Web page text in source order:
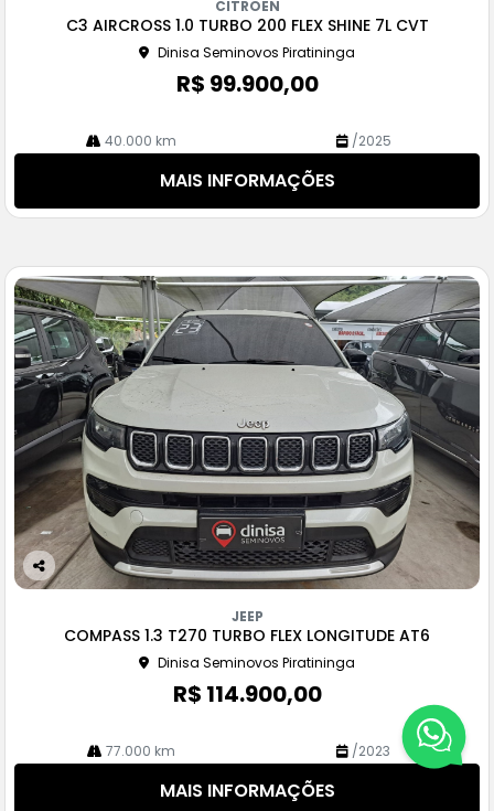
CITROEN
C3 AIRCROSS 1.0 TURBO 200 FLEX SHINE 7L CVT
Dinisa Seminovos Piratininga
R$ 99.900,00
40.000 km /2025
MAIS INFORMAÇÕES
Co
JEEP
COMPASS 1.3 T270 TURBO FLEX LONGITUDE AT6
Dinisa Seminovos Piratininga
R$ 114.900,00
77.000 km /2023
MAIS INFORMAÇÕES